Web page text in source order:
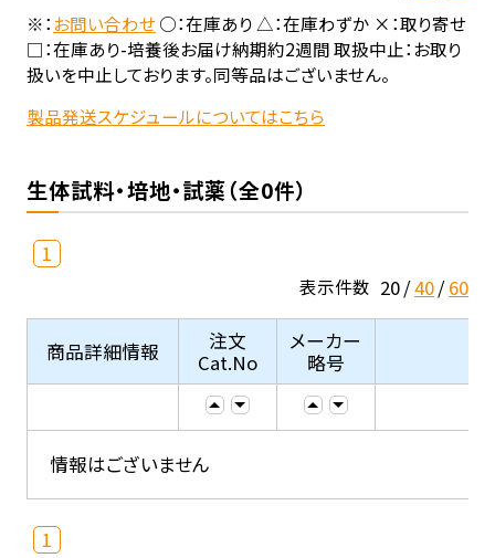
※：お問い合わせ○：在庫あり △：在庫わずか ×：取り寄せ
□：在庫あり-培養後お届け納期約2週間 取扱中止：お取り
扱いを中止しております。同等品はございません。
製品発送スケジュールについてはこちら
生体試料・培地・試薬（全0件）
1
表示件数 20 40 60
商品詳細情報
注文
Cat.No
メーカー
略号
情報はございません
1